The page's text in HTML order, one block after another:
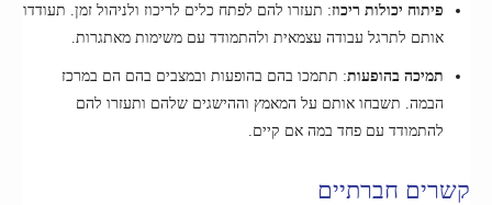
פיתוח יכולות ריכוז: תעזרו להם לפתח כלים לריכוז ולניהול זמן. תעודדו
אותם לתרגל עבודה עצמאית ולהתמודד עם משימות מאתגרות.
תמיכה בהופעות: תתמכו בהם בהופעות ובמצבים בהם הם במרכז
הבמה. תשבחו אותם על המאמץ וההישגים שלהם ותעזרו להם
להתמודד עם פחד במה אם קיים.
קשרים חברתיים